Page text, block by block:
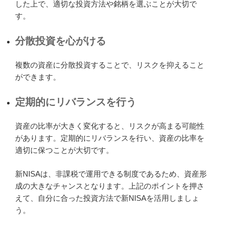
した上で、適切な投資方法や銘柄を選ぶことが大切で
す。
分散投資を心がける
複数の資産に分散投資することで、リスクを抑えること
ができます。
定期的にリバランスを行う
資産の比率が大きく変化すると、リスクが高まる可能性
があります。定期的にリバランスを行い、資産の比率を
適切に保つことが大切です。
新NISAは、非課税で運用できる制度であるため、資産形
成の大きなチャンスとなります。上記のポイントを押さ
えて、自分に合った投資方法で新NISAを活用しましょ
う。